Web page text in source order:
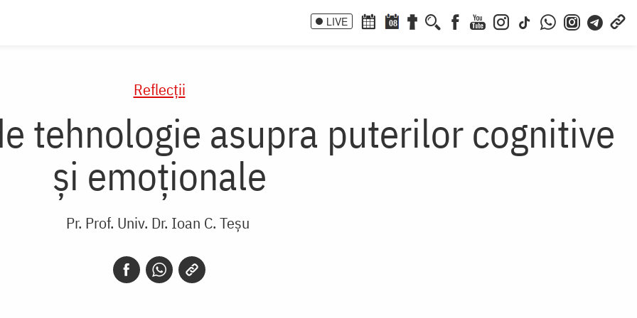
LIVE 08
Reflecții
tehnologie asupra puterilor cognitive
și emoționale
Pr. Prof. Univ. Dr. Ioan C. Teșu